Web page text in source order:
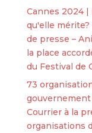
Cannes 2024
qu'elle
de presse –
la place
du Festival de
73
gouvernement
Courrier à la
organisations